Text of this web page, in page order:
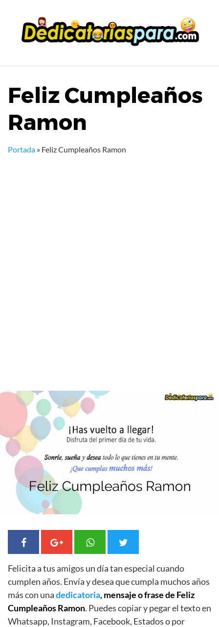
contenido
Feliz Cumpleaños
Ramon
Portada » Feliz Cumpleaños Ramon
Felicita a tus amigos un día tan especial cuando
cumplen años. Envía y desea que cumpla muchos años
más con unadedicatoria, mensaje o frase de Feliz
Cumpleaños Ramon. Puedes copiar y pegar el texto en
Whatsapp, Instagram, Facebook, Estados o por